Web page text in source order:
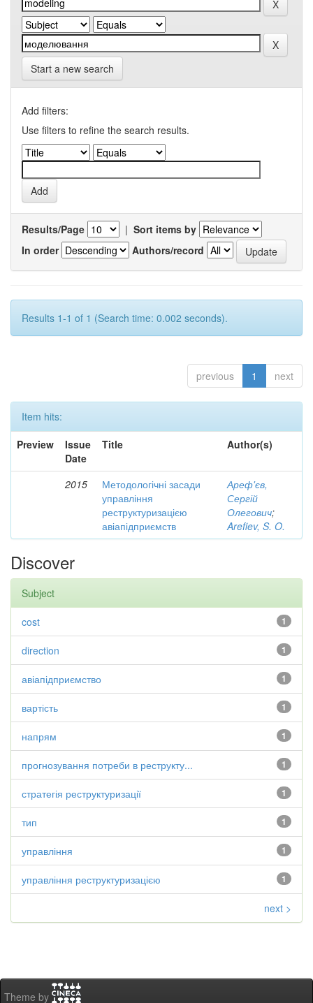
Start a new search
Add filters:
Use filters to refine the search results.
Results/Page | Sort items by
In order
Authors/record
Results 1-1 of 1 (Search time: 0.002 seconds).
previous 1 next
Item hits:
Preview
Issue
Date
Title Author(s)
2015
Методологічні засади
управління
реструктуризацією
авіапідприємств
Ареф'єв,
Сергій
Олегович;
Arefiev, S. O.
Discover
Subject
1
cost
1
direction
1
авіапідприємство
1
вартість
1
напрям
1
прогнозування потреби в реструкту...
1
стратегія реструктуризації
1
тип
1
управління
1
управління реструктуризацією
next >
Theme by